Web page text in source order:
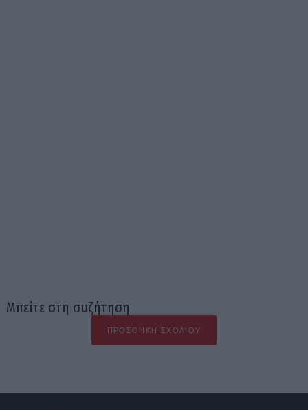
Μπείτε στη συζήτηση
ΠΡΟΣΘΉΚΗ ΣΧΟΛΊΟΥ